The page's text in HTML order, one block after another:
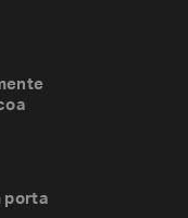
porta